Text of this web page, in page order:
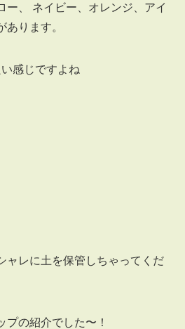
ー、 ネイビー、オレンジ、アイ
あります。
感じですよね
ャレに土を保管しちゃってくだ
プの紹介でした〜！